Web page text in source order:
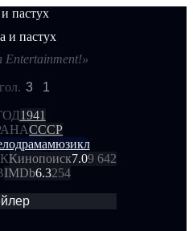
и пастух
Entertainment!»
3 1
1941
СССР
мюзикл
Кинопоиск7.09 642
IMDb6.3254